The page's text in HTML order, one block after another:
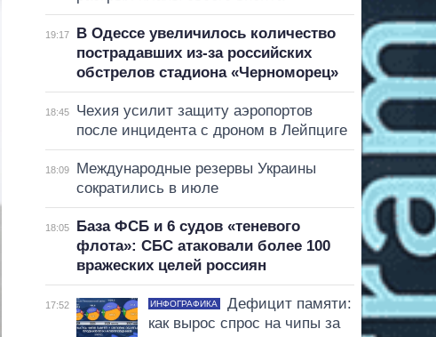
19:17
В Одессе увеличилось количество
пострадавших из-за российских
обстрелов стадиона «Черноморец»
18:45
Чехия усилит защиту аэропортов
после инцидента с дроном в Лейпциге
18:09
Международные резервы Украины
сократились в июле
18:05
База ФСБ и 6 судов «теневого
флота»: СБС атаковали более 100
вражеских целей россиян
17:52 ИНФОГРАФИКА
Дефицит памяти:
как вырос спрос на чипы за